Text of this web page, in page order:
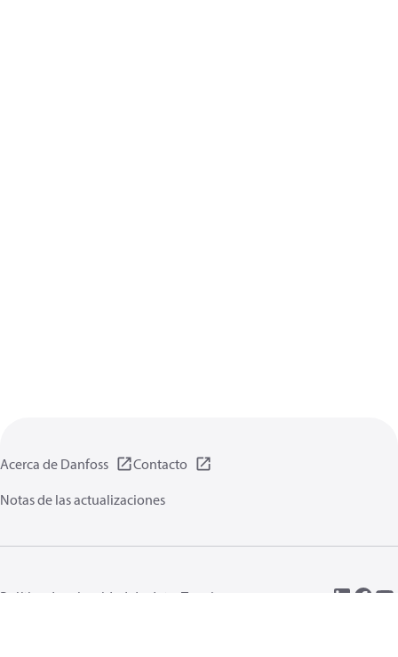
Acerca de Danfoss
Contacto
Notas de las actualizaciones
Política de privacidad de datos Terminos uso